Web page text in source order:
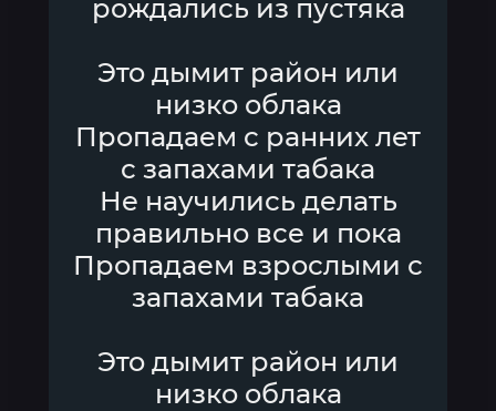
рождались из пустяка
Это дымит район или
низко облака
Пропадаем с ранних лет
с запахами табака
Не научились делать
правильно все и пока
Пропадаем взрослыми с
запахами табака
Это дымит район или
низко облака